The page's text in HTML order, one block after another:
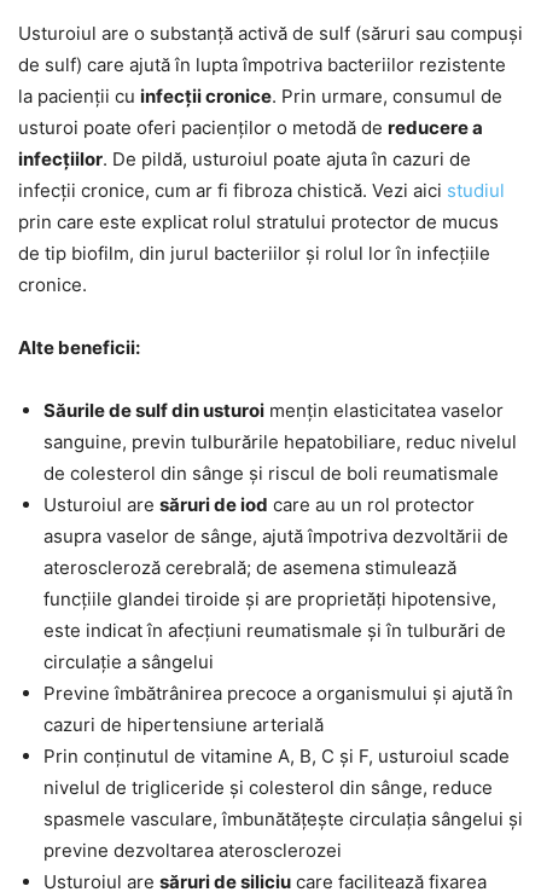
Usturoiul are o substanță activă de sulf (săruri sau compuși
de sulf) care ajută în lupta împotriva bacteriilor rezistente
la pacienții cu infecții cronice. Prin urmare, consumul de
usturoi poate oferi pacienților o metodă de reducere a
infecțiilor. De pildă, usturoiul poate ajuta în cazuri de
infecții cronice, cum ar fi fibroza chistică. Vezi aici studiul
prin care este explicat rolul stratului protector de mucus
de tip biofilm, din jurul bacteriilor și rolul lor în infecțiile
cronice.
Alte beneficii:
Săurile de sulf din usturoi mențin elasticitatea vaselor
sanguine, previn tulburările hepatobiliare, reduc nivelul
de colesterol din sânge și riscul de boli reumatismale
Usturoiul are săruri de iod care au un rol protector
asupra vaselor de sânge, ajută împotriva dezvoltării de
ateroscleroză cerebrală; de asemena stimulează
funcțiile glandei tiroide și are proprietăți hipotensive,
este indicat în afecțiuni reumatismale și în tulburări de
circulație a sângelui
Previne îmbătrânirea precoce a organismului și ajută în
cazuri de hipertensiune arterială
Prin conținutul de vitamine A, B, C și F, usturoiul scade
nivelul de trigliceride și colesterol din sânge, reduce
spasmele vasculare, îmbunătățește circulația sângelui și
previne dezvoltarea aterosclerozei
Usturoiul are săruri de siliciu care facilitează fixarea